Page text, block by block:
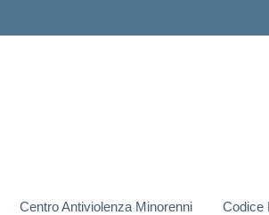
Centro Antiviolenza Minorenni Codice